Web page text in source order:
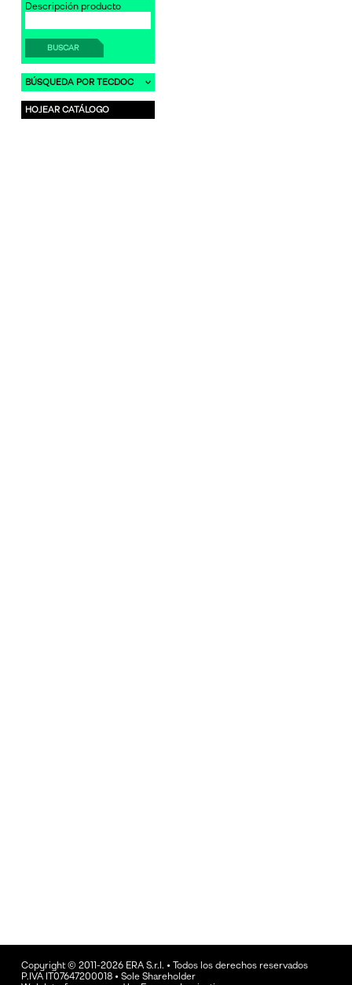
Descripción producto
BUSCAR
BÚSQUEDA POR TECDOC
HOJEAR CATÁLOGO
Copyright © 2011-2026 ERA S.r.l. • Todos los derechos reservados
P.IVA IT07647200018 • Sole Shareholder